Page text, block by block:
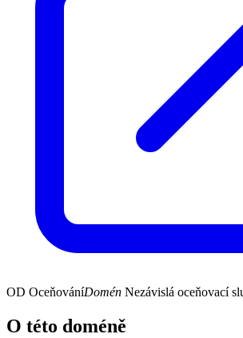
OD OceňováníDomén Nezávislá oceňovací
O této doméně